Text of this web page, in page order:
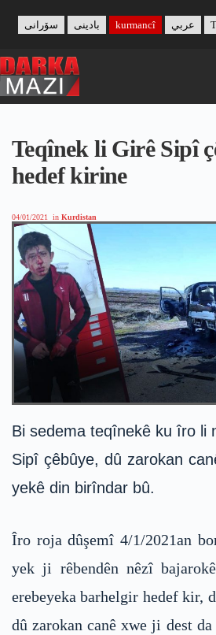
content
بادینی سۆرانی kurmancî عربي
Teqînek li Girê Sipî
hedef kirine
04/01/2021 in Kurdistan
Bi sedema teqînekê ku îro li
Sipî çêbûye, dû zarokan
yekê din birîndar bû.
Îro roja dûşemî 4/1/2021an
yek ji rêbendên nêzî
erebeyeka barhelgir hedef kir,
dû zarokan canê xwe ji dest